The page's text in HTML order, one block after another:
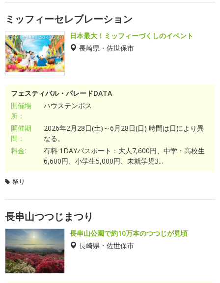
ミッフィーセレブレーション
日本最大！ミッフィーづくしのイベント
長崎県・佐世保市
フェスティバル・パレードDATA
開催場
所：
ハウステンボス
開催期
間：
2026年2月28日(土)～6月28日(日) 時間は日により異
なる。
料金:
有料 1DAYパスポート：大人7,600円、中学・高校生
6,600円、小学生5,000円、未就学児3...
祭り
長串山つつじまつり
長串山公園で約10万本のつつじが見頃
長崎県・佐世保市